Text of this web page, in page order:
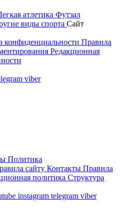
атлетика Футзал
виды спорта Сайт
конфиденциальности Правила
Редакционная
viber
Политика
сайту Контакты Правила
политика Структура
instagram telegram viber